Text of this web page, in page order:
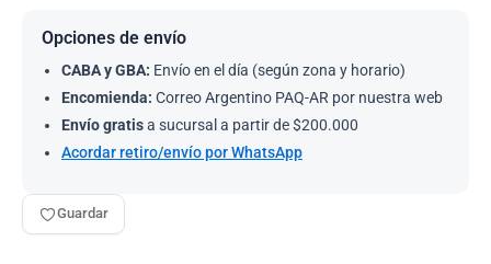
Opciones de envío
CABA y GBA: Envío en el día (según zona y horario)
Encomienda: Correo Argentino PAQ-AR por nuestra web
Envío gratisa sucursal a partir de $200.000
Acordar retiro/envío por WhatsApp
Guardar